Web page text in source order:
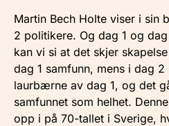
Martin Bech Holte viser i sin
2 politikere. Og dag 1 og
kan vi si at det skjer
dag 1 samfunn, mens i dag
laurbærne av dag 1, og det
samfunnet som helhet.
opp i på 70-tallet i Sverige,